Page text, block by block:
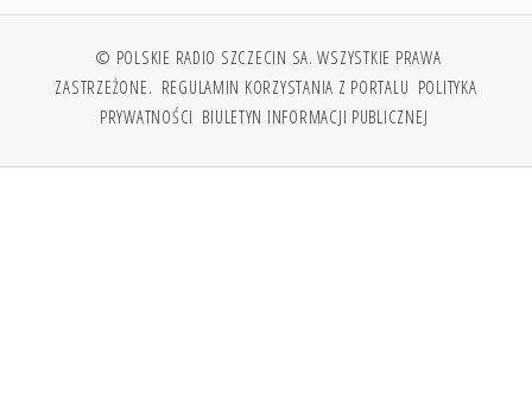
© POLSKIE RADIO SZCZECIN SA. WSZYSTKIE PRAWA
ZASTRZEŻONE. REGULAMIN KORZYSTANIA Z PORTALU POLITYKA
PRYWATNOŚCI BIULETYN INFORMACJI PUBLICZNEJ